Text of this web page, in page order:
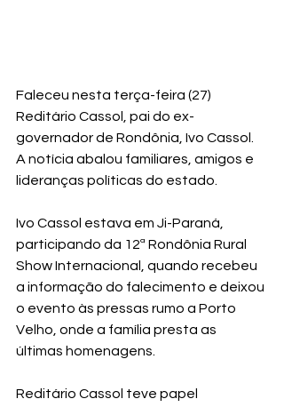
Faleceu nesta terça-feira (27)
Reditário Cassol, pai do ex-
governador de Rondônia, Ivo Cassol.
A notícia abalou familiares, amigos e
lideranças políticas do estado.
Ivo Cassol estava em Ji-Paraná,
participando da 12ª Rondônia Rural
Show Internacional, quando recebeu
a informação do falecimento e deixou
o evento às pressas rumo a Porto
Velho, onde a família presta as
últimas homenagens.
Reditário Cassol teve papel